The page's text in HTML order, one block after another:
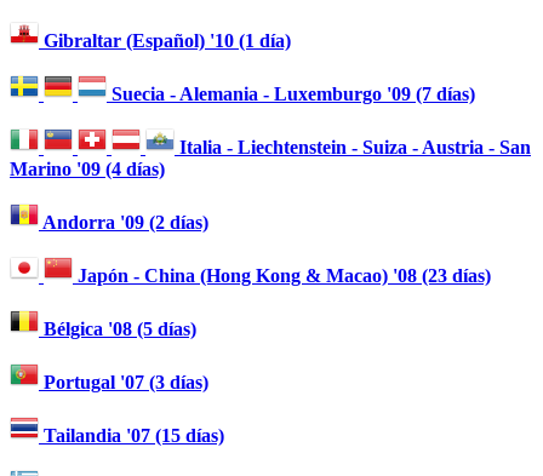
Gibraltar (Español) '10 (1 día)
Suecia - Alemania - Luxemburgo '09 (7 días)
Italia - Liechtenstein - Suiza - Austria - San
Marino '09 (4 días)
Andorra '09 (2 días)
Japón - China (Hong Kong & Macao) '08 (23 días)
Bélgica '08 (5 días)
Portugal '07 (3 días)
Tailandia '07 (15 días)